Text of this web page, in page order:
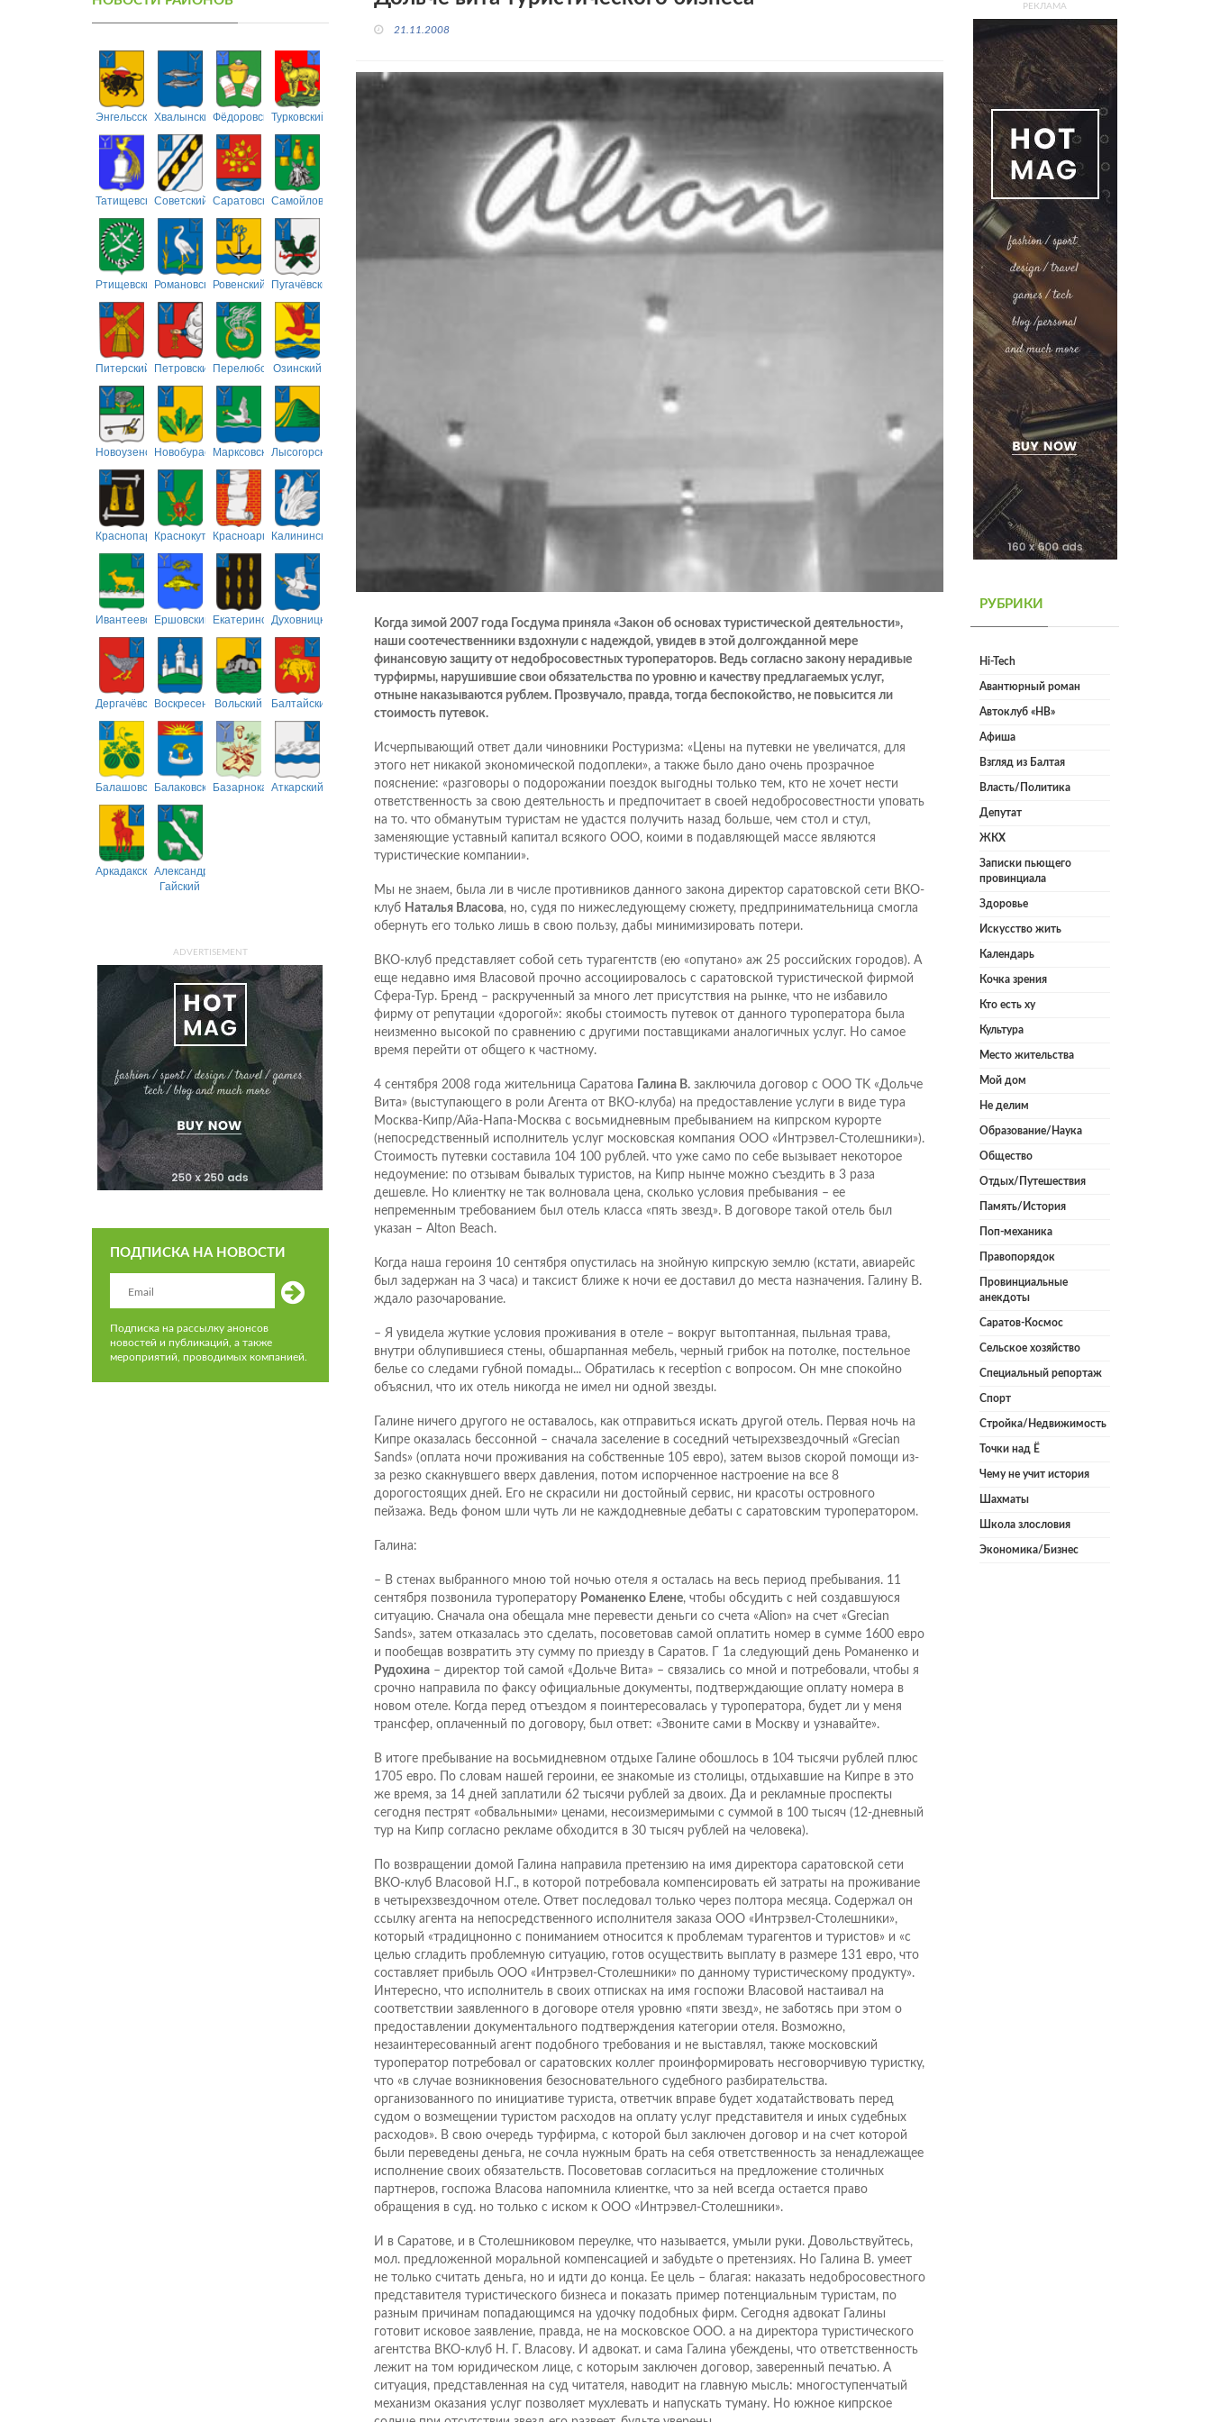
ЭнгельсскийХвалынскийФёдоровскийТурковский
ТатищевскийСоветский СаратовскийСамойловский
РтищевскийРомановскийРовенский Пугачёвский
Питерский ПетровскийПерелюбскийОзинский
НовоузенскийНовобурасскийМарксовскийЛысогорский
Краснопартизанский
КраснокутскийКрасноармейский
Калининский
ИвантеевскийЕршовский ЕкатериновскийДуховницкий
ДергачёвскийВоскресенскийВольский Балтайский
БалашовскийБалаковскийБазарнокарабулакский
Аткарский
АркадакскийАлександрово-
Гайский
ADVERTISEMENT
ПОДПИСКА НА НОВОСТИ
Подписка на рассылку анонсов
новостей и публикаций, а также
мероприятий, проводимых компанией.
21.11.2008
Когда зимой 2007 года Госдума приняла «Закон об основах туристической деятельности»,
наши соотечественники вздохнули с надеждой, увидев в этой долгожданной мере
финансовую защиту от недобросовестных туроператоров. Ведь согласно закону нерадивые
турфирмы, нарушившие свои обязательства по уровню и качеству предлагаемых услуг,
отныне наказываются рублем. Прозвучало, правда, тогда беспокойство, не повысится ли
стоимость путевок.
Исчерпывающий ответ дали чиновники Ростуризма: «Цены на путевки не увеличатся, для
этого нет никакой экономической подоплеки», а также было дано очень прозрачное
пояснение: «разговоры о подорожании поездок выгодны только тем, кто не хочет нести
ответственность за свою деятельность и предпочитает в своей недобросовестности уповать
на то. что обманутым туристам не удастся получить назад больше, чем стол и стул,
заменяющие уставный капитал всякого ООО, коими в подавляющей массе являются
туристические компании».
Мы не знаем, была ли в числе противников данного закона директор саратовской сети ВКО-
клуб Наталья Власова, но, судя по нижеследующему сюжету, предпринимательница смогла
обернуть его только лишь в свою пользу, дабы минимизировать потери.
ВКО-клуб представляет собой сеть турагентств (ею «опутано» аж 25 российских городов). А
еще недавно имя Власовой прочно ассоциировалось с саратовской туристической фирмой
Сфера-Тур. Бренд – раскрученный за много лет присутствия на рынке, что не избавило
фирму от репутации «дорогой»: якобы стоимость путевок от данного туроператора была
неизменно высокой по сравнению с другими поставщиками аналогичных услуг. Но самое
время перейти от общего к частному.
4 сентября 2008 года жительница Саратова Галина В.заключила договор с ООО TK «Дольче
Вита» (выступающего в роли Агента от ВКО-клуба) на предоставление услуги в виде тура
Москва-Кипр/Айа-Напа-Москва с восьмидневным пребыванием на кипрском курорте
(непосредственный исполнитель услуг московская компания ООО «Интрэвел-Столешники»).
Стоимость путевки составила 104 100 рублей. что уже само по себе вызывает некоторое
недоумение: по отзывам бывалых туристов, на Кипр нынче можно съездить в 3 раза
дешевле. Но клиентку не так волновала цена, сколько условия пребывания – ее
непременным требованием был отель класса «пять звезд». В договоре такой отель был
указан – Alton Beach.
Когда наша героиня 10 сентября опустилась на знойную кипрскую землю (кстати, авиарейс
был задержан на 3 часа) и таксист ближе к ночи ее доставил до места назначения. Галину В.
ждало разочарование.
– Я увидела жуткие условия проживания в отеле – вокруг вытоптанная, пыльная трава,
внутри облупившиеся стены, обшарпанная мебель, черный грибок на потолке, постельное
белье со следами губной помады... Обратилась к reception с вопросом. Он мне спокойно
объяснил, что их отель никогда не имел ни одной звезды.
Галине ничего другого не оставалось, как отправиться искать другой отель. Первая ночь на
Кипре оказалась бессонной – сначала заселение в соседний четырехзвездочный «Grecian
Sands» (оплата ночи проживания на собственные 105 евро), затем вызов скорой помощи из-
за резко скакнувшего вверх давления, потом испорченное настроение на все 8
дорогостоящих дней. Его не скрасили ни достойный сервис, ни красоты островного
пейзажа. Ведь фоном шли чуть ли не каждодневные дебаты с саратовским туроператором.
Галина:
– В стенах выбранного мною той ночью отеля я осталась на весь период пребывания. 11
сентября позвонила туроператору Романенко Елене, чтобы обсудить с ней создавшуюся
ситуацию. Сначала она обещала мне перевести деньги со счета «Alion» на счет «Grecian
Sands», затем отказалась это сделать, посоветовав самой оплатить номер в сумме 1600 евро
и пообещав возвратить эту сумму по приезду в Саратов. Г 1а следующий день Романенко и
Рудохина– директор той самой «Дольче Вита» – связались со мной и потребовали, чтобы я
срочно направила по факсу официальные документы, подтверждающие оплату номера в
новом отеле. Когда перед отъездом я поинтересовалась у туроператора, будет ли у меня
трансфер, оплаченный по договору, был ответ: «Звоните сами в Москву и узнавайте».
В итоге пребывание на восьмидневном отдыхе Галине обошлось в 104 тысячи рублей плюс
1705 евро. По словам нашей героини, ее знакомые из столицы, отдыхавшие на Кипре в это
же время, за 14 дней заплатили 62 тысячи рублей за двоих. Да и рекламные проспекты
сегодня пестрят «обвальными» ценами, несоизмеримыми с суммой в 100 тысяч (12-дневный
тур на Кипр согласно рекламе обходится в 30 тысяч рублей на человека).
По возвращении домой Галина направила претензию на имя директора саратовской сети
ВКО-клуб Власовой Н.Г., в которой потребовала компенсировать ей затраты на проживание
в четырехзвездочном отеле. Ответ последовал только через полтора месяца. Содержал он
ссылку агента на непосредственного исполнителя заказа ООО «Интрэвел-Столешники»,
который «традицнонно с пониманием относится к проблемам турагентов и туристов» и «с
целью сгладить проблемную ситуацию, готов осуществить выплату в размере 131 евро, что
составляет прибыль ООО «Интрэвел-Столешники» по данному туристическому продукту».
Интересно, что исполнитель в своих отписках на имя госпожи Власовой настаивал на
соответствии заявленного в договоре отеля уровню «пяти звезд», не заботясь при этом о
предоставлении документального подтверждения категории отеля. Возможно,
незаинтересованный агент подобного требования и не выставлял, также московский
туроператор потребовал or саратовских коллег проинформировать несговорчивую туристку,
что «в случае возникновения безосновательного судебного разбирательства.
организованного по инициативе туриста, ответчик вправе будет ходатайствовать перед
судом о возмещении туристом расходов на оплату услуг представителя и иных судебных
расходов». В свою очередь турфирма, с которой был заключен договор и на счет которой
были переведены деньга, не сочла нужным брать на себя ответственность за ненадлежащее
исполнение своих обязательств. Посоветовав согласиться на предложение столичных
партнеров, госпожа Власова напомнила клиентке, что за ней всегда остается право
обращения в суд. но только с иском к ООО «Интрэвел-Столешники».
И в Саратове, и в Столешниковом переулке, что называется, умыли руки. Довольствуйтесь,
мол. предложенной моральной компенсацией и забудьте о претензиях. Но Галина В. умеет
не только считать деньга, но и идти до конца. Ее цель – благая: наказать недобросовестного
представителя туристического бизнеса и показать пример потенциальным туристам, по
разным причинам попадающимся на удочку подобных фирм. Сегодня адвокат Галины
готовит исковое заявление, правда, не на московское ООО. а на директора туристического
агентства ВКО-клуб Н. Г. Власову. И адвокат. и сама Галина убеждены, что ответственность
лежит на том юридическом лице, с которым заключен договор, заверенный печатью. А
ситуация, представленная на суд читателя, наводит на главную мысль: многоступенчатый
механизм оказания услуг позволяет мухлевать и напускать туману. Но южное кипрское
РЕКЛАМА
РУБРИКИ
Hi-Tech
Авантюрный роман
Автоклуб «НВ»
Афиша
Взгляд из Балтая
Власть/Политика
Депутат
ЖКХ
Записки пьющего
провинциала
Здоровье
Искусство жить
Календарь
Кочка зрения
Кто есть ху
Культура
Место жительства
Мой дом
Не делим
Образование/Наука
Общество
Отдых/Путешествия
Память/История
Поп-механика
Правопорядок
Провинциальные
анекдоты
Саратов-Космос
Сельское хозяйство
Специальный репортаж
Спорт
Стройка/Недвижимость
Точки над Ё
Чему не учит история
Шахматы
Школа злословия
Экономика/Бизнес